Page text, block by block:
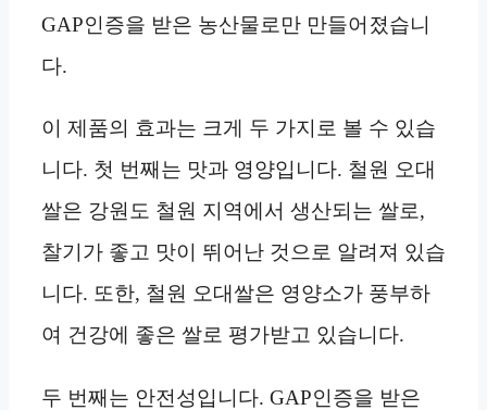
GAP인증을 받은 농산물로만 만들어졌습니
다.
이 제품의 효과는 크게 두 가지로 볼 수 있습
니다. 첫 번째는 맛과 영양입니다. 철원 오대
쌀은 강원도 철원 지역에서 생산되는 쌀로,
찰기가 좋고 맛이 뛰어난 것으로 알려져 있습
니다. 또한, 철원 오대쌀은 영양소가 풍부하
여 건강에 좋은 쌀로 평가받고 있습니다.
두 번째는 안전성입니다. GAP인증을 받은